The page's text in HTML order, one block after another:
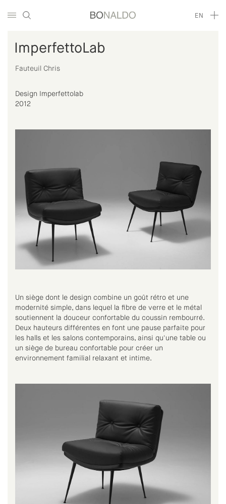
EN
ImperfettoLab
Fauteuil Chris
Design Imperfettolab
2012
Un siège dont le design combine un goût rétro et une
modernité simple, dans lequel la fibre de verre et le métal
soutiennent la douceur confortable du coussin rembourré.
Deux hauteurs différentes en font une pause parfaite pour
les halls et les salons contemporains, ainsi qu'une table ou
un siège de bureau confortable pour créer un
environnement familial relaxant et intime.